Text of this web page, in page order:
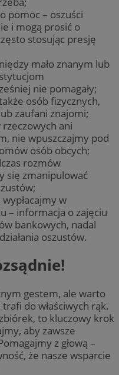
pomoc – oszuści
i mogą prosić o
stosując presję
mało znanym lub
nie pomagały;
osób fizycznych,
zaufani znajomi;
ani
nie wpuszczajmy pod
osób obcych;
rozmów
się zmanipulować
w
– informacja o zajęciu
bankowych, nadal
oszustów.
gestem, ale warto
do właściwych rąk.
to kluczowy krok
aby zawsze
z głową –
że nasze wsparcie